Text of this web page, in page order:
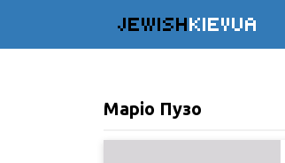
JEWISHKIEVUA
Маріо Пузо